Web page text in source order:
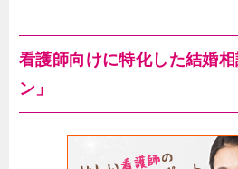
看護師向けに特化した結婚
ン」